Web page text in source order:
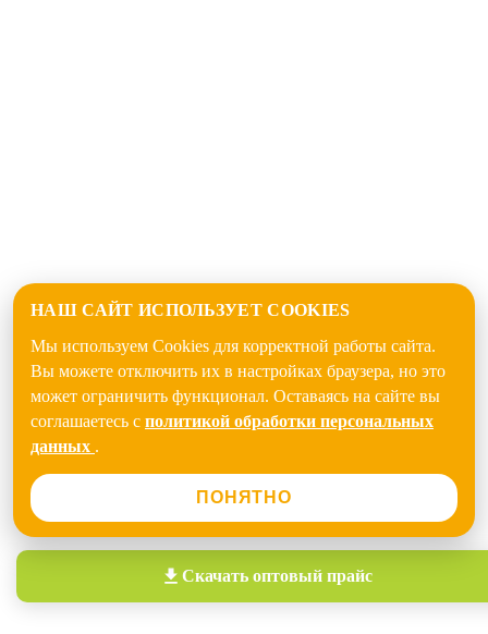
НАШ САЙТ ИСПОЛЬЗУЕТ COOKIES
Мы используем Cookies для корректной работы сайта.
Вы можете отключить их в настройках браузера, но это
может ограничить функционал. Оставаясь на сайте вы
соглашаетесь с политикой обработки персональных
данных .
ПОНЯТНО
Скачать оптовый прайс